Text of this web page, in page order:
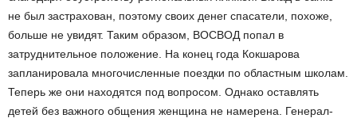
не был застрахован, поэтому своих денег спасатели, похоже,
больше не увидят. Таким образом, ВОСВОД попал в
затруднительное положение. На конец года Кокшарова
запланировала многочисленные поездки по областным школам.
Теперь же они находятся под вопросом. Однако оставлять
детей без важного общения женщина не намерена. Генерал-